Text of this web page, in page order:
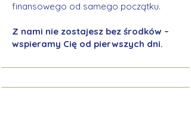
finansowego od samego początku.
Z nami nie zostajesz bez środków –
wspieramy Cię od pierwszych dni.